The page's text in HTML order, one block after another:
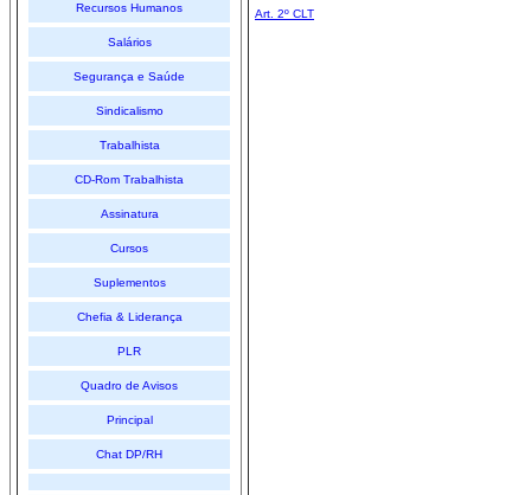
Recursos Humanos
Salários
Segurança e Saúde
Sindicalismo
Trabalhista
CD-Rom Trabalhista
Assinatura
Cursos
Suplementos
Chefia & Liderança
PLR
Quadro de Avisos
Principal
Chat DP/RH
Art. 2º CLT